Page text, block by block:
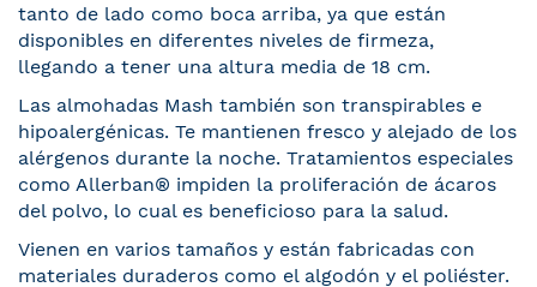
tanto de lado como boca arriba, ya que están
disponibles en diferentes niveles de firmeza,
llegando a tener una altura media de 18 cm.
Las almohadas Mash también son transpirables e
hipoalergénicas. Te mantienen fresco y alejado de los
alérgenos durante la noche. Tratamientos especiales
como Allerban® impiden la proliferación de ácaros
del polvo, lo cual es beneficioso para la salud.
Vienen en varios tamaños y están fabricadas con
materiales duraderos como el algodón y el poliéster.